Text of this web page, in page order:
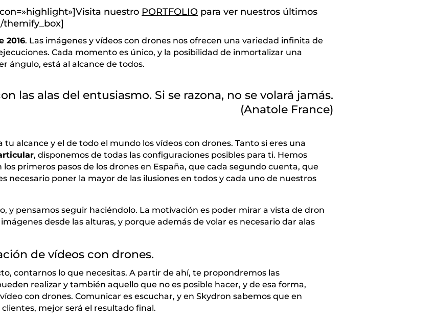
nuestro PORTFOLIO para ver nuestros últimos
themify_box]
2016. Las imágenes y vídeos con drones nos ofrecen una variedad infinita de
Cada momento es único, y la posibilidad de inmortalizar una
ángulo, está al alcance de todos.
las alas del entusiasmo. Si se razona, no se volará jamás.
(Anatole France)
alcance y el de todo el mundo los vídeos con drones. Tanto si eres una
, disponemos de todas las configuraciones posibles para ti. Hemos
primeros pasos de los drones en España, que cada segundo cuenta, que
necesario poner la mayor de las ilusiones en todos y cada uno de nuestros
y pensamos seguir haciéndolo. La motivación es poder mirar a vista de dron
desde las alturas, y porque además de volar es necesario dar alas
de vídeos con drones.
contarnos lo que necesitas. A partir de ahí, te propondremos las
realizar y también aquello que no es posible hacer, y de esa forma,
con drones. Comunicar es escuchar, y en Skydron sabemos que en
mejor será el resultado final.